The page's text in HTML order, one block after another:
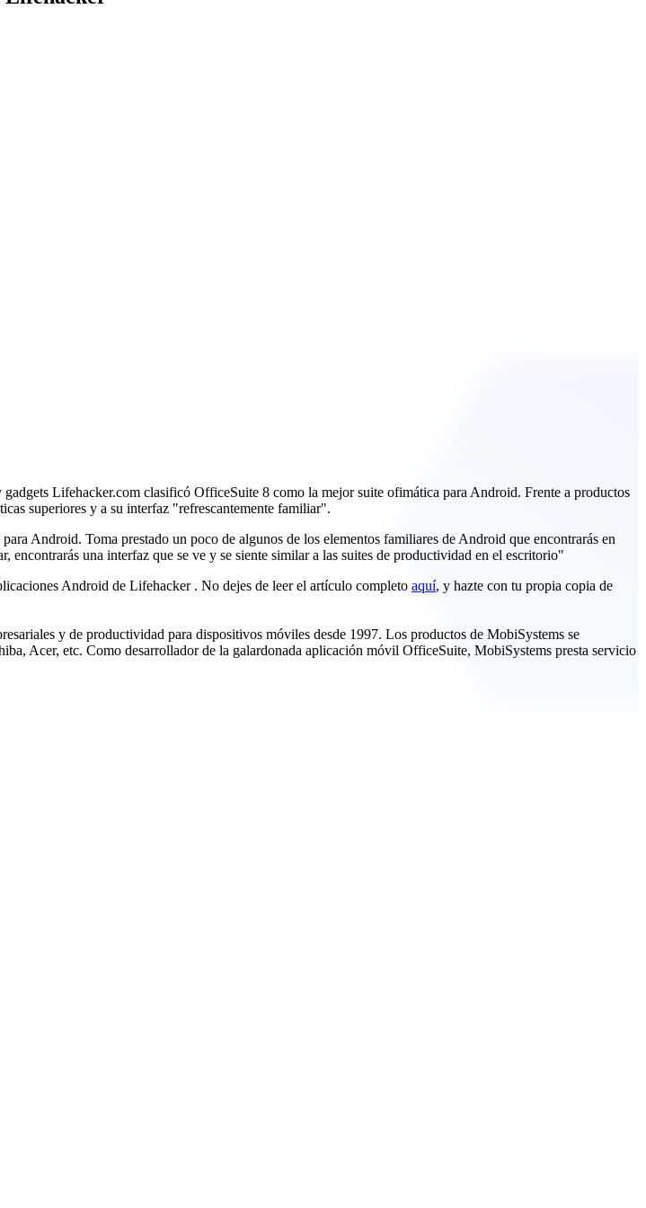
Lifehacker.com clasificó OfficeSuite 8 como la mejor suite ofimática para Android. Frente a productos
superiores y a su interfaz "refrescantemente familiar".
Android. Toma prestado un poco de algunos de los elementos familiares de Android que encontrarás en
encontrarás una interfaz que se ve y se siente similar a las suites de productividad en el escritorio"
Android de Lifehacker . No dejes de leer el artículo completo aquí, y hazte con tu propia copia de
y de productividad para dispositivos móviles desde 1997. Los productos de MobiSystems se
Acer, etc. Como desarrollador de la galardonada aplicación móvil OfficeSuite, MobiSystems presta servicio